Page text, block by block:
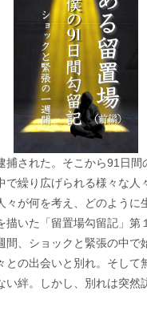
された。そこから91日間
で繰り広げられる様々な人
々が何を考え、どのように
いた「留置場勾留記」第
、ショックと緊張の中で
との出会いと別れ。そして
い絆。しかし、別れは突然